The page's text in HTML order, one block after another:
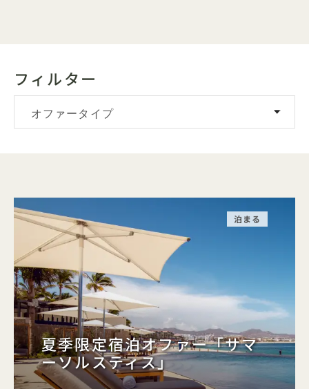
フィルター
オファータイプ
泊まる
夏季限定宿泊オファー「サマ
ーソルスティス」